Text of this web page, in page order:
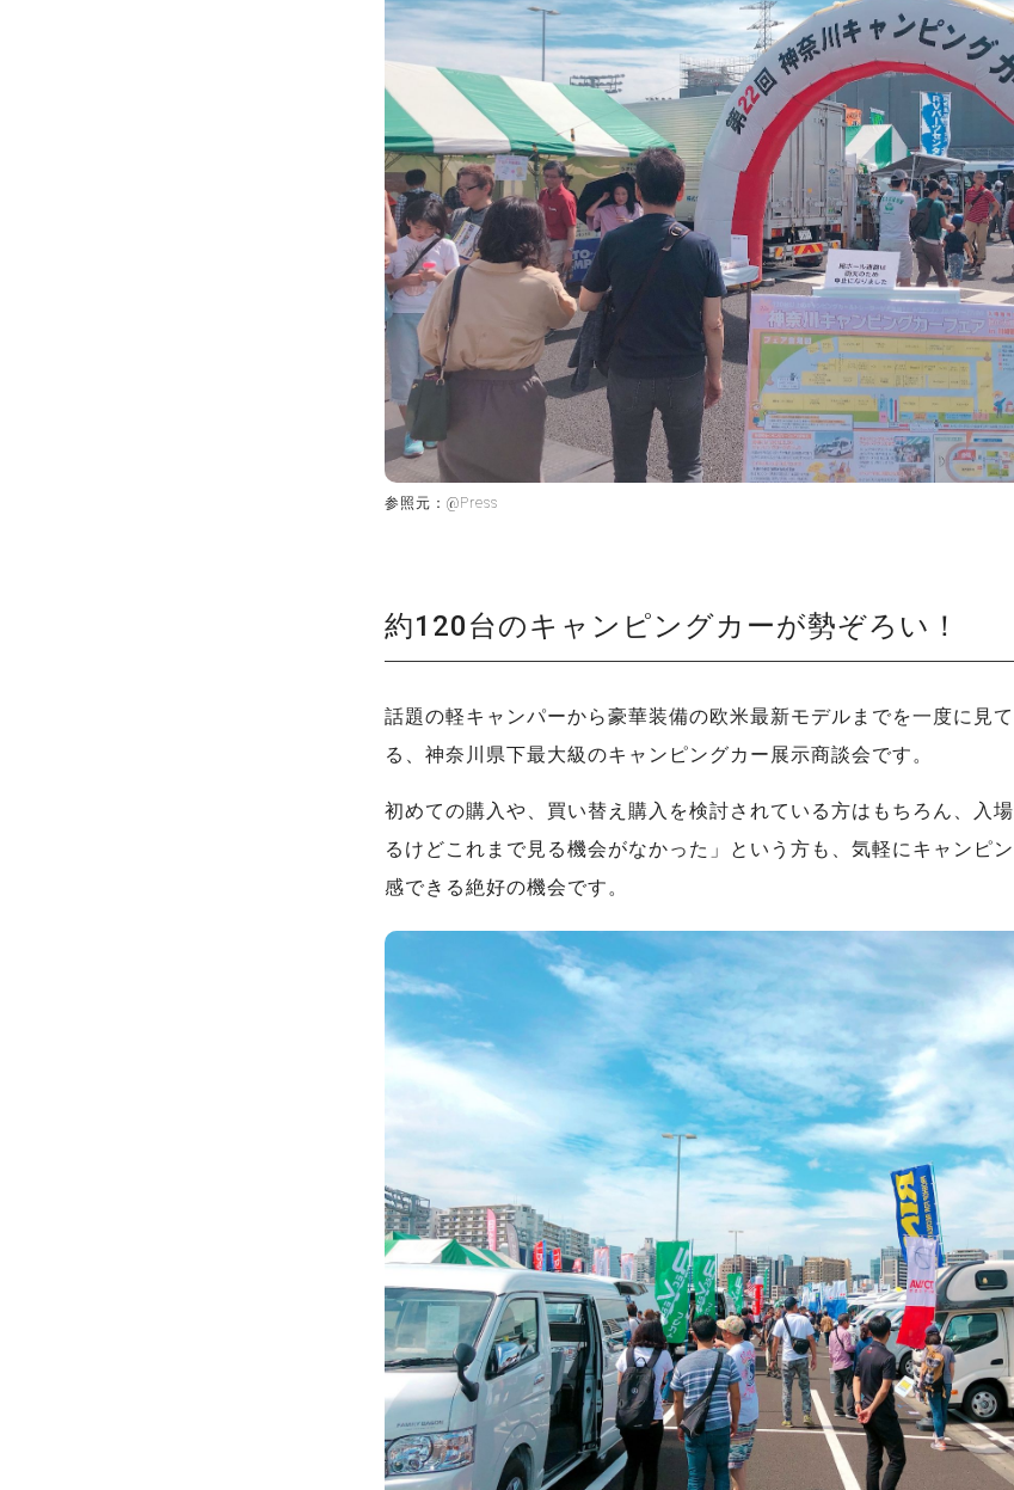
参照元：@Press
約120台のキャンピングカーが勢ぞろい！
話題の軽キャンパーから豪華装備の欧米最新モデルまでを一度に見
る、神奈川県下最大級のキャンピングカー展示商談会です。
初めての購入や、買い替え購入を検討されている方はもちろん、入
るけどこれまで見る機会がなかった」という方も、気軽にキャンピ
感できる絶好の機会です。